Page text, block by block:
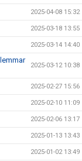
2025-04-08 15:32
2025-03-18 13:55
2025-03-14 14:40
2025-03-12 10:38
2025-02-27 15:56
2025-02-10 11:09
2025-02-06 13:17
2025-01-13 13:43
2025-01-02 13:49